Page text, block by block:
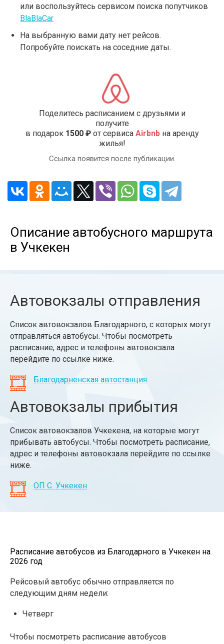
или воспользуйтесь сервисом поиска попутчиков
BlaBlaCar
На выбранную вами дату нет рейсов.
Попробуйте поискать на соседние даты.
Поделитесь расписанием с друзьями и
получите
в подарок 1500 ₽от сервиса Airbnbна аренду
жилья!
Ссылка появится после публикации.
Описание автобусного маршрута
в Учкекен
Автовокзалы отправления
Список автовокзалов Благодарного, с которых могут
отправляться автобусы. Чтобы посмотреть
расписание, адрес и телефоны автовокзала
перейдите по ссылке ниже.
Благодарненская автостанция
Автовокзалы прибытия
Список автовокзалов Учкекена, на которые могут
прибывать автобусы. Чтобы посмотреть расписание,
адрес и телефоны автовокзала перейдите по ссылке
ниже.
ОП С. Учкекен
Расписание автобусов из Благодарного в Учкекен на
2026 год
Рейсовый автобус обычно отправляется по
следующим дням недели:
Четверг
Чтобы посмотреть расписание автобусов